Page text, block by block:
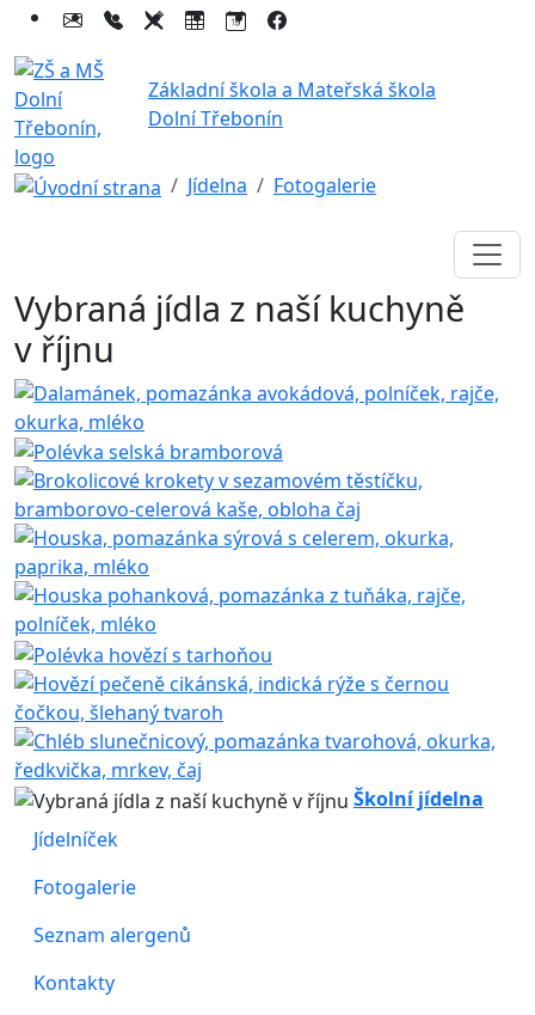
Základní škola a Mateřská škola
Dolní Třebonín
Jídelna Fotogalerie
Vybraná jídla z naší kuchyně
v říjnu
Školní jídelna
Jídelníček
Fotogalerie
Seznam alergenů
Kontakty